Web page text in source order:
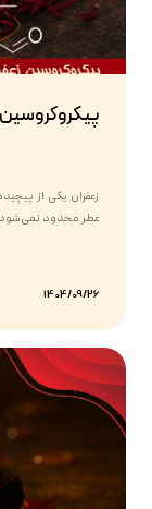
زعفران یکی از
عطر محدود
1404/09/26